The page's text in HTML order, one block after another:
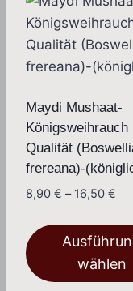
Maydi Mushaat-
Königsweihrauch
Qualität
frereana)-
8,90 € – 16,50 €
wählen